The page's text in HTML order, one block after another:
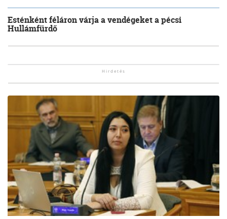
Esténként féláron várja a vendégeket a pécsi
Hullámfürdő